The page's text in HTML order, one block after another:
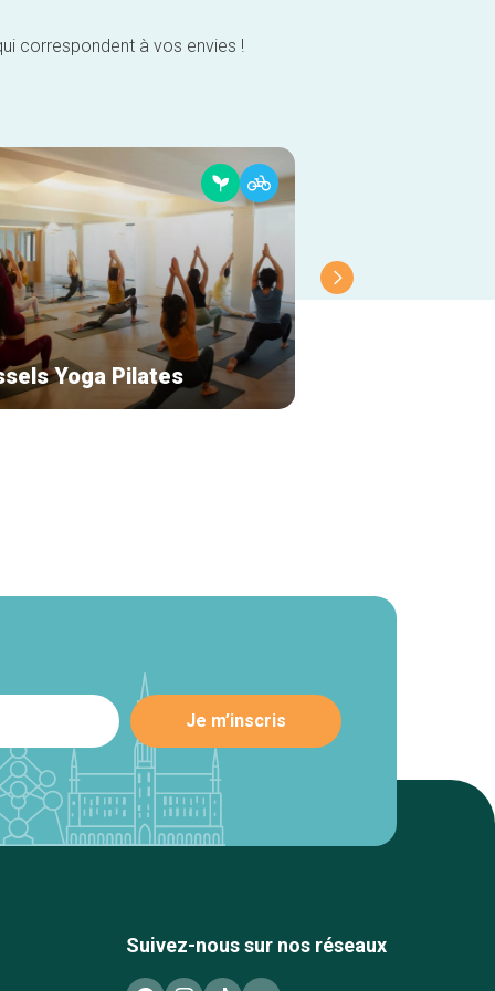
correspondent à vos envies !
Yoga Pilates
Suivez-nous sur nos réseaux